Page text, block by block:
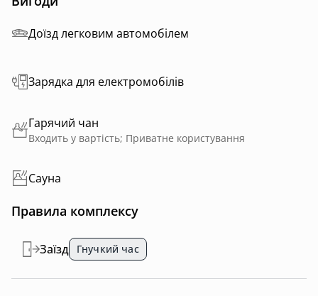
Доїзд легковим автомобілем
Зарядка для електромобілів
Гарячий чан
Входить у вартість; Приватне користування
Сауна
Правила комплексу
Заїзд Гнучкий час